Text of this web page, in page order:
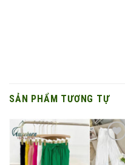
SẢN PHẨM TƯƠNG TỰ